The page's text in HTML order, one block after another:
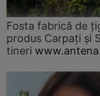
Fosta fabrică de
produs Carpați și
tineri